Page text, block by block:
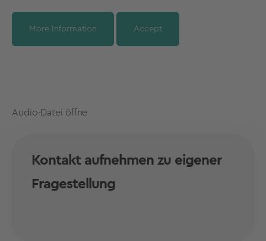
More Information Accept
Audio-Datei öffne
Kontakt aufnehmen zu eigener
Fragestellung